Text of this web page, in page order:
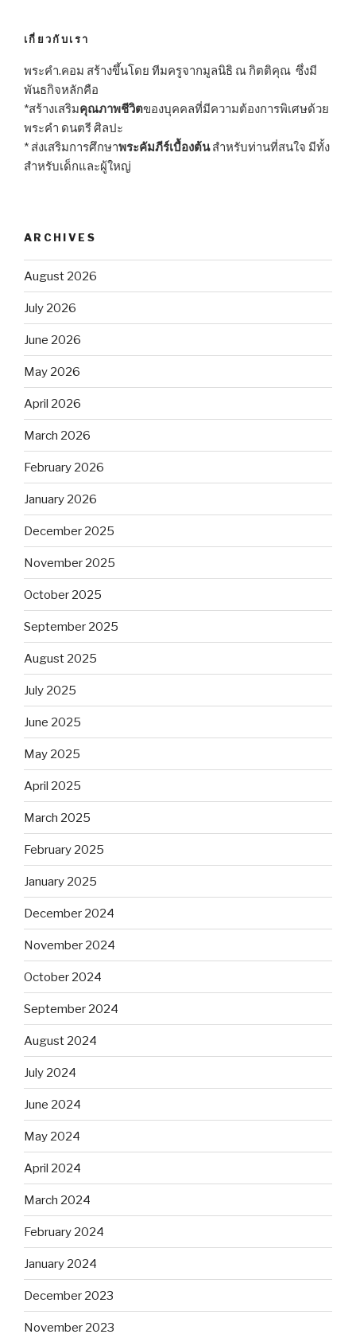
เกี่ยวกับเรา
พระคำ.คอม สร้างขึ้นโดย ทีมครูจากมูลนิธิ ณ กิตติคุณ ซึ่งมี
พันธกิจหลักคือ
*สร้างเสริมคุณภาพชีวิตของบุคคลที่มีความต้องการพิเศษด้วย
พระคำ ดนตรี ศิลปะ
* ส่งเสริมการศึกษาพระคัมภีร์เบื้องต้นสำหรับท่านที่สนใจ มีทั้ง
สำหรับเด็กและผู้ใหญ่
ARCHIVES
August 2026
July 2026
June 2026
May 2026
April 2026
March 2026
February 2026
January 2026
December 2025
November 2025
October 2025
September 2025
August 2025
July 2025
June 2025
May 2025
April 2025
March 2025
February 2025
January 2025
December 2024
November 2024
October 2024
September 2024
August 2024
July 2024
June 2024
May 2024
April 2024
March 2024
February 2024
January 2024
December 2023
November 2023